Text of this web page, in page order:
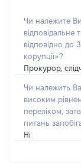
Чи належите
відповідальне
відповідно до
корупції»?
Прокурор,
Чи належить
високим
переліком,
питань
Ні